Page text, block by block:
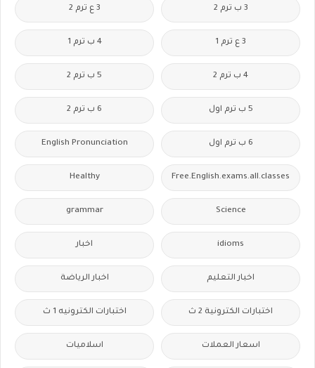
3 ب ترم 2 3 ع ترم 2
3 ع ترم 1 4 ب ترم 1
4 ب ترم 2 5 ب ترم 2
5 ب ترم اول 6 ب ترم 2
6 ب ترم اول English Pronunciation
Free.English.exams.all.classes
Healthy
Science
grammar
idioms اخبار
اخبار التعليم اخبار الرياضة
اختبارات الكترونية 2 ث اختبارات الكترونيه 1 ث
اسعار العملات اسلاميات